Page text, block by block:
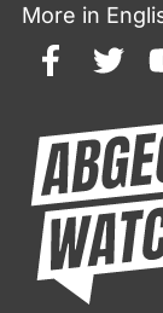
More in
facebook